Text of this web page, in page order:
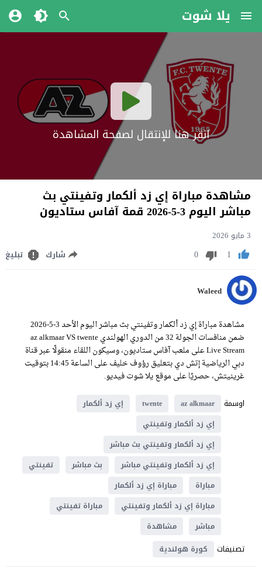
يلا شوت
انقر هنا للإنتقال لصفحة المشاهدة
مشاهدة مباراة إي زد ألكمار وتفينتي بث
مباشر اليوم 3-5-2026 قمة آفاس ستاديون
3 مايو 2026
1
0 شارك تبليغ
Waleed
مشاهدة مباراة إي زد ألكمار وتفينتي بث مباشر اليوم الأحد 3-5-2026
ضمن منافسات الجولة 32 من الدوري الهولندي az alkmaar VS twente
Live Stream على ملعب آفاس ستاديون، وسيكون اللقاء منقولًا عبر قناة
دبي الرياضية إتش دي بتعليق رؤوف خليف على الساعة 14:45 بتوقيت
غرينيتش، حصريًا على موقع يلا شوت فيديو.
اوسمة
az alkmaar
twente
إي زد ألكمار
إي زد ألكمار وتفينتي
إي زد ألكمار وتفينتي بث مباشر
إي زد ألكمار وتفينتي مباشر
بث مباشر
تفينتي
مباراة
مباراة إي زد ألكمار
مباراة إي زد ألكمار وتفينتي
مباراة تفينتي
مباشر
مشاهدة
تصنيفات كورة هولندية